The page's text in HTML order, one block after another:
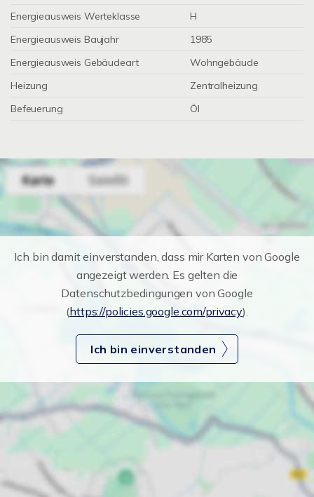
Energieausweis Werteklasse
H
Energieausweis Baujahr
1985
Energieausweis Gebäudeart
Wohngebäude
Heizung
Zentralheizung
Befeuerung
Öl
Ich bin damit einverstanden, dass mir Karten von Google
angezeigt werden. Es gelten die
Datenschutzbedingungen von Google
(https://policies.google.com/privacy).
Ich bin einverstanden